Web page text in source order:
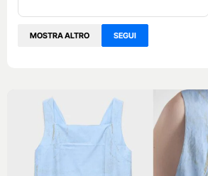
MOSTRA ALTRO SEGUI